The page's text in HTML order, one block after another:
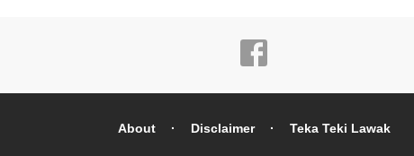
About Disclaimer Teka Teki Lawak